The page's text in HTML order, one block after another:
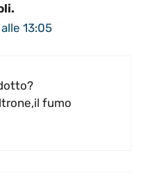
13:05
fumo